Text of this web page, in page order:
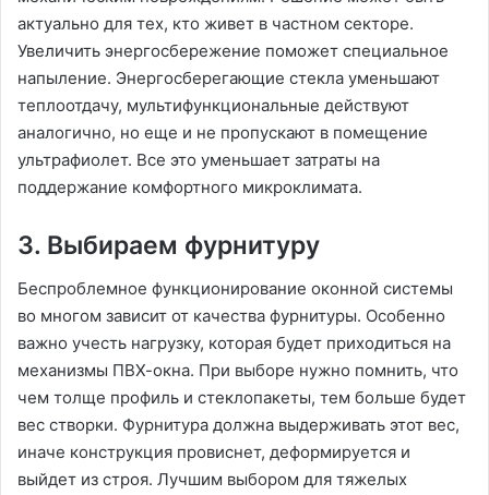
актуально для тех, кто живет в частном секторе.
Увеличить энергосбережение поможет специальное
напыление. Энергосберегающие стекла уменьшают
теплоотдачу, мультифункциональные действуют
аналогично, но еще и не пропускают в помещение
ультрафиолет. Все это уменьшает затраты на
поддержание комфортного микроклимата.
3. Выбираем фурнитуру
Беспроблемное функционирование оконной системы
во многом зависит от качества фурнитуры. Особенно
важно учесть нагрузку, которая будет приходиться на
механизмы ПВХ-окна. При выборе нужно помнить, что
чем толще профиль и стеклопакеты, тем больше будет
вес створки. Фурнитура должна выдерживать этот вес,
иначе конструкция провиснет, деформируется и
выйдет из строя. Лучшим выбором для тяжелых